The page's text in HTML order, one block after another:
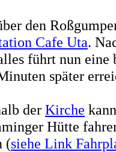
den
Cafe Uta.
führt nun
später
der Kirche
Hütte
(siehe Link